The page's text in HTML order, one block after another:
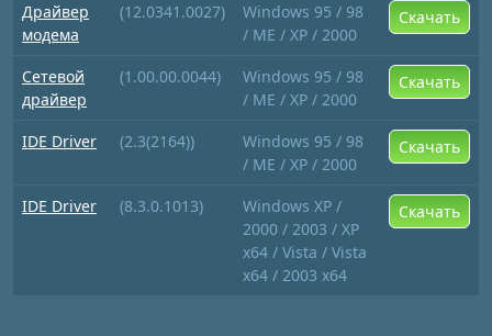
Драйвер
модема
(12.0341.0027)
Windows 95 / 98
/ ME / XP / 2000
Скачать
Сетевой
драйвер
(1.00.00.0044)
Windows 95 / 98
/ ME / XP / 2000
Скачать
IDE Driver (2.3(2164))
Windows 95 / 98
/ ME / XP / 2000
Скачать
IDE Driver (8.3.0.1013)
Windows XP /
2000 / 2003 / XP
x64 / Vista / Vista
x64 / 2003 x64
Скачать